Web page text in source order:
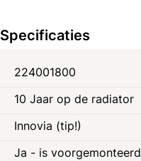
Specificaties
224001800
10 Jaar op de radiator
Innovia (tip!)
Ja - is voorgemonteerd